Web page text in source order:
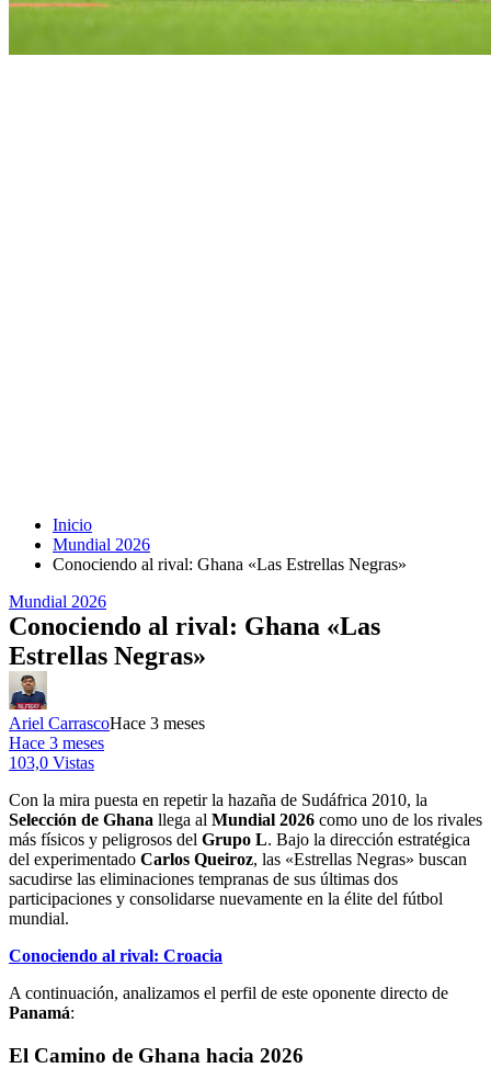
Inicio
Mundial 2026
Conociendo al rival: Ghana «Las Estrellas Negras»
Mundial 2026
Conociendo al rival: Ghana «Las
Estrellas Negras»
Ariel CarrascoHace 3 meses
Hace 3 meses
103,0 Vistas
Con la mira puesta en repetir la hazaña de Sudáfrica 2010, la
Selección de Ghana llega al Mundial 2026 como uno de los rivales
más físicos y peligrosos del Grupo L. Bajo la dirección estratégica
del experimentado Carlos Queiroz, las «Estrellas Negras» buscan
sacudirse las eliminaciones tempranas de sus últimas dos
participaciones y consolidarse nuevamente en la élite del fútbol
mundial.
Conociendo al rival: Croacia
A continuación, analizamos el perfil de este oponente directo de
Panamá:
El Camino de Ghana hacia 2026